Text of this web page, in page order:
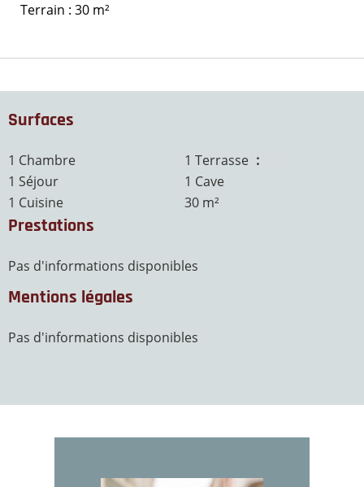
Terrain : 30 m²
Surfaces
1 Chambre
1 Séjour
1 Cuisine
1 Terrasse
1 Cave
30 m²
Prestations
Pas d'informations disponibles
Mentions légales
Pas d'informations disponibles